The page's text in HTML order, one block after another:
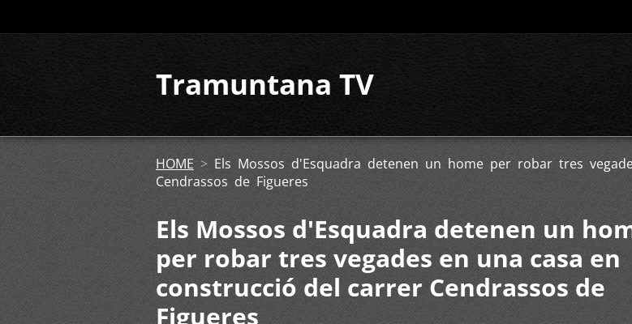
Tramuntana TV
HOME > Els Mossos d'Esquadra detenen un home per robar tres
Cendrassos de Figueres
Els Mossos d'Esquadra detenen un
per robar tres vegades en una casa en
construcció del carrer Cendrassos de
Figueres